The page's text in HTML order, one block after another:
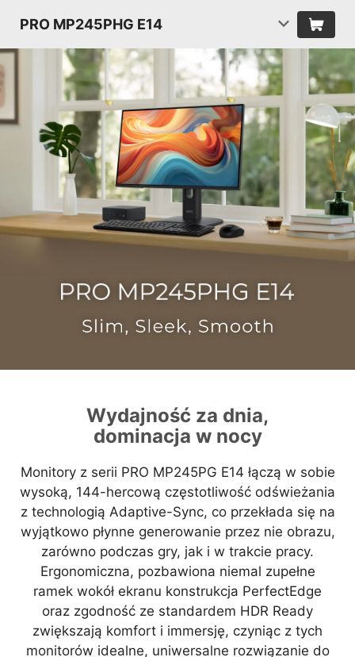
PRO MP245PHG E14
Wydajność za dnia,
dominacja w nocy
Monitory z serii PRO MP245PG E14 łączą w sobie
wysoką, 144-hercową częstotliwość odświeżania
z technologią Adaptive-Sync, co przekłada się na
wyjątkowo płynne generowanie przez nie obrazu,
zarówno podczas gry, jak i w trakcie pracy.
Ergonomiczna, pozbawiona niemal zupełne
ramek wokół ekranu konstrukcja PerfectEdge
oraz zgodność ze standardem HDR Ready
zwiększają komfort i immersję, czyniąc z tych
monitorów idealne, uniwersalne rozwiązanie do